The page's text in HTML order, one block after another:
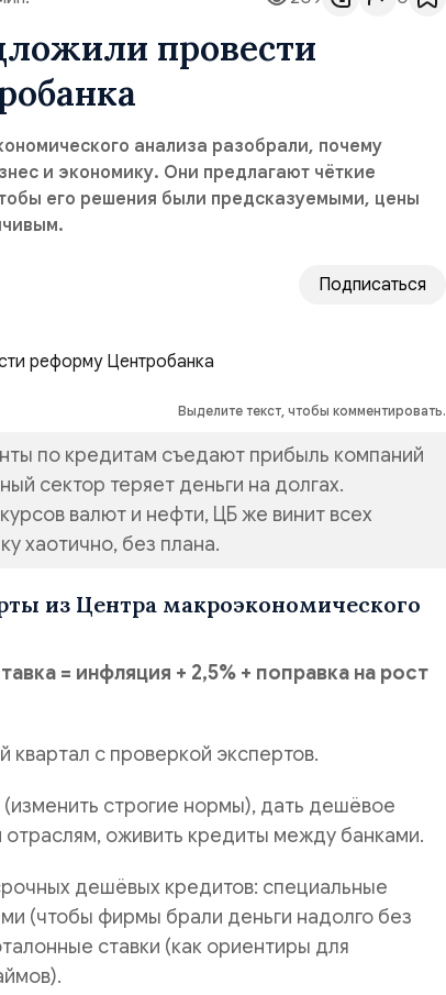
провести
анализа разобрали, почему
и экономику. Они предлагают чёткие
его решения были предсказуемыми, цены
Подписаться
Выделите текст, чтобы комментировать.
по кредитам съедают прибыль компаний
сектор теряет деньги на долгах.
валют и нефти, ЦБ же винит всех
хаотично, без плана.
из Центра макроэкономического
= инфляция + 2,5% + поправка на рост
с проверкой экспертов.
строгие нормы), дать дешёвое
оживить кредиты между банками.
дешёвых кредитов: специальные
(чтобы фирмы брали деньги надолго без
ставки (как ориентиры для